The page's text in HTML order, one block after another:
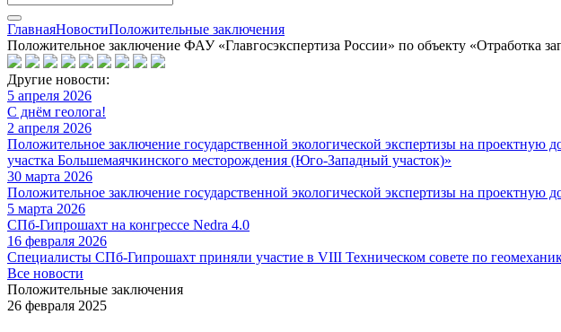
ГлавнаяНовостиПоложительные заключения
Положительное заключение ФАУ «Главгосэкспертиза России» по объекту «Отработка
Другие новости:
5 апреля 2026
С днём геолога!
2 апреля 2026
Положительное заключение государственной экологической экспертизы на
участка Большемаячкинского месторождения (Юго-Западный участок)»
30 марта 2026
Положительное заключение государственной экологической экспертизы на проектную
5 марта 2026
СПб-Гипрошахт на конгрессе Nedra 4.0
16 февраля 2026
Специалисты СПб-Гипрошахт приняли участие в VIII Техническом совете по
Все новости
Положительные заключения
26 февраля 2025